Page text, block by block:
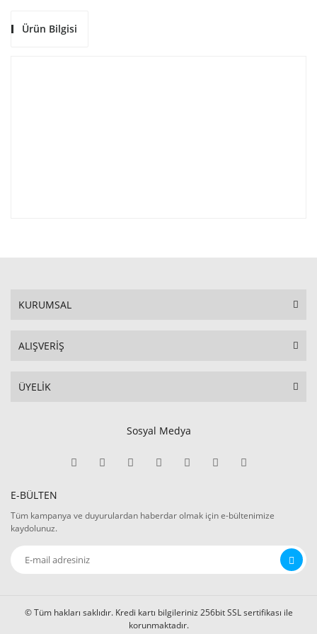
Ürün Bilgisi
KURUMSAL
ALIŞVERİŞ
ÜYELİK
Sosyal Medya
E-BÜLTEN
Tüm kampanya ve duyurulardan haberdar olmak için e-bültenimize
kaydolunuz.
© Tüm hakları saklıdır. Kredi kartı bilgileriniz 256bit SSL sertifikası ile
korunmaktadır.